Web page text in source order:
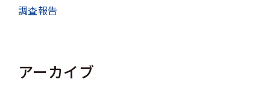
調査報告
アーカイブ